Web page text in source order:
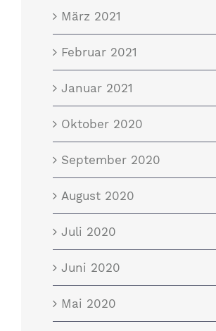
März 2021
Februar 2021
Januar 2021
Oktober 2020
September 2020
August 2020
Juli 2020
Juni 2020
Mai 2020